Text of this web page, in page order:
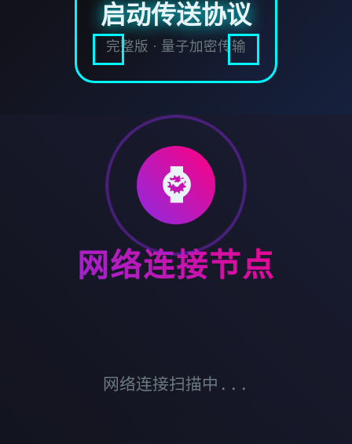
启动传送协议
完整版 · 量子加密传输
⌚
网络连接节点
网络连接扫描中...